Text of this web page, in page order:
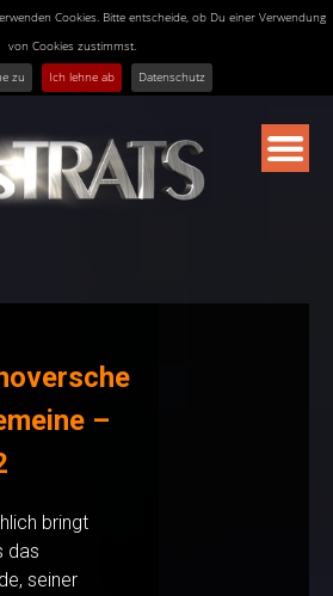
Cookies. Bitte entscheide, ob Du einer Verwendung
von Cookies zustimmst.
zu
Ich lehne ab Datenschutz
–
bringt
das
seiner